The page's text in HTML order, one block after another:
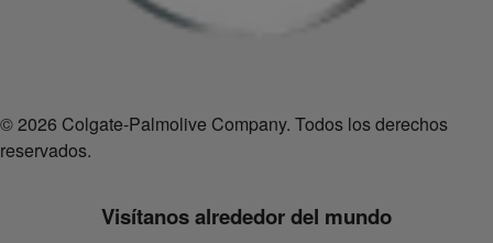
© 2026 Colgate-Palmolive Company. Todos los derechos
reservados.
Visítanos alrededor del mundo